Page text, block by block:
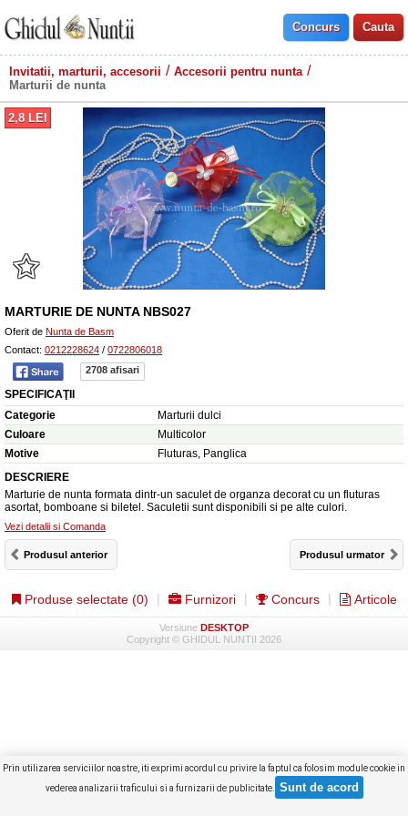
Invitatii, marturii, accesorii
Accesorii pentru nunta
Marturii de nunta
2,8 LEI
MARTURIE DE NUNTA NBS027
Oferit de Nunta de Basm
Contact: 0212228624 / 0722806018
2708 afisari
SPECIFICAŢII
Categorie
Marturii dulci
Culoare
Multicolor
Motive
Fluturas, Panglica
DESCRIERE
Marturie de nunta formata dintr-un saculet de organza decorat cu un fluturas
asortat, bomboane si biletel. Saculetii sunt disponibili si pe alte culori.
Vezi detalii si Comanda
Produsul anterior Produsul urmator
Prin utilizarea serviciilor noastre, iti exprimi acordul cu privire la faptul ca folosim module cookie in
vederea analizarii traficului si a furnizarii de publicitate.
Produse selectate (0) Furnizori Concurs Articole
Versiune DESKTOP
Copyright © GHIDUL NUNTII 2026